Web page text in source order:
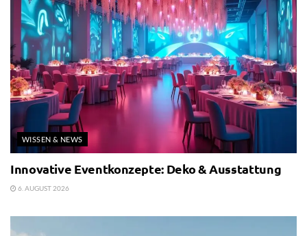
WISSEN & NEWS
Innovative Eventkonzepte: Deko & Ausstattung
6. AUGUST 2026